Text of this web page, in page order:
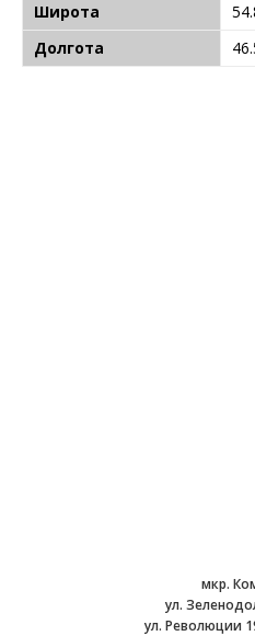
Широта
Долгота
мкр.
ул.
ул. Революции